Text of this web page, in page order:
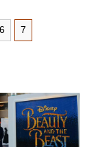
6 7